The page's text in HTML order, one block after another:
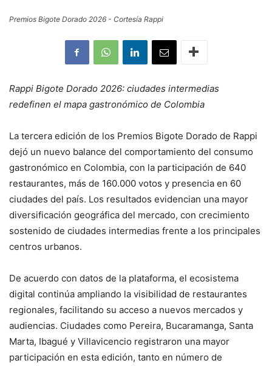
Premios Bigote Dorado 2026 - Cortesía Rappi
Rappi Bigote Dorado 2026: ciudades intermedias
redefinen el mapa gastronómico de Colombia
La tercera edición de los Premios Bigote Dorado de Rappi
dejó un nuevo balance del comportamiento del consumo
gastronómico en Colombia, con la participación de 640
restaurantes, más de 160.000 votos y presencia en 60
ciudades del país. Los resultados evidencian una mayor
diversificación geográfica del mercado, con crecimiento
sostenido de ciudades intermedias frente a los principales
centros urbanos.
De acuerdo con datos de la plataforma, el ecosistema
digital continúa ampliando la visibilidad de restaurantes
regionales, facilitando su acceso a nuevos mercados y
audiencias. Ciudades como Pereira, Bucaramanga, Santa
Marta, Ibagué y Villavicencio registraron una mayor
participación en esta edición, tanto en número de